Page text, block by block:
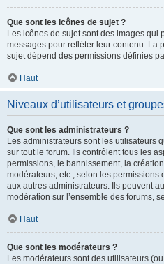
Que sont les icônes de sujet ?
Les icônes de sujet sont des images qui
messages pour refléter leur contenu. La
sujet dépend des permissions définies
Haut
Niveaux d’utilisateurs et
Que sont les administrateurs ?
Les administrateurs sont les utilisateurs
sur tout le forum. Ils contrôlent tous les
permissions, le bannissement, la
modérateurs, etc., selon les
aux autres administrateurs. Ils peuvent
modération sur l’ensemble des forums,
Haut
Que sont les modérateurs ?
Les modérateurs sont des utilisateurs